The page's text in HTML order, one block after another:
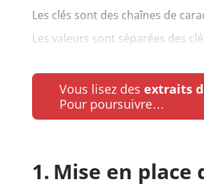
Les clés sont des chaînes de
Les valeurs sont séparées des
Vous lisez des extraits
Pour poursuivre…
Mise en place